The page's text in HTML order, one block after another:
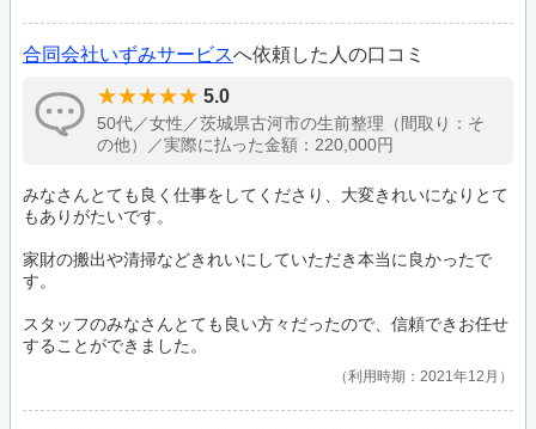
合同会社いずみサービスへ依頼した人の口コミ
5.0
50代／女性／茨城県古河市の生前整理（間取り：そ
の他）／実際に払った金額：220,000円
みなさんとても良く仕事をしてくださり、大変きれいになりとて
もありがたいです。
家財の搬出や清掃などきれいにしていただき本当に良かったで
す。
スタッフのみなさんとても良い方々だったので、信頼できお任せ
することができました。
利用時期：2021年12月